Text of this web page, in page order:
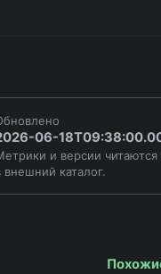
06-
и версии читаются
внешний каталог.